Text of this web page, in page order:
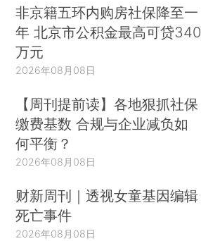
非京籍五环内购房社保降至一
年 北京市公积金最高可贷340
万元
2026年08月08日
【周刊提前读】各地狠抓社保
缴费基数 合规与企业减负如
何平衡？
2026年08月08日
财新周刊｜透视女童基因编辑
死亡事件
2026年08月08日